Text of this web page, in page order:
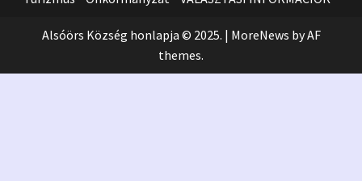
Alsóörs Község honlapja © 2025. | MoreNews by AF
themes.